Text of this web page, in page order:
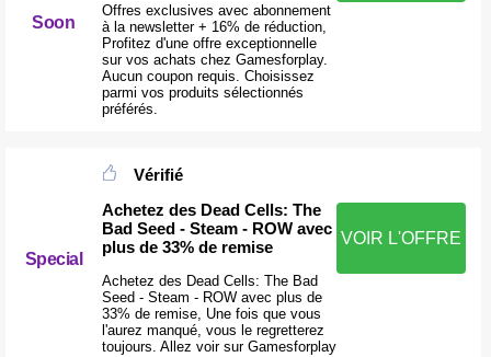
Soon
Offres exclusives avec abonnement
à la newsletter + 16% de réduction,
Profitez d'une offre exceptionnelle
sur vos achats chez Gamesforplay.
Aucun coupon requis. Choisissez
parmi vos produits sélectionnés
préférés.
Special
Vérifié
Achetez des Dead Cells: The
Bad Seed - Steam - ROW avec
plus de 33% de remise
Achetez des Dead Cells: The Bad
Seed - Steam - ROW avec plus de
33% de remise, Une fois que vous
l'aurez manqué, vous le regretterez
toujours. Allez voir sur Gamesforplay
VOIR L'OFFRE